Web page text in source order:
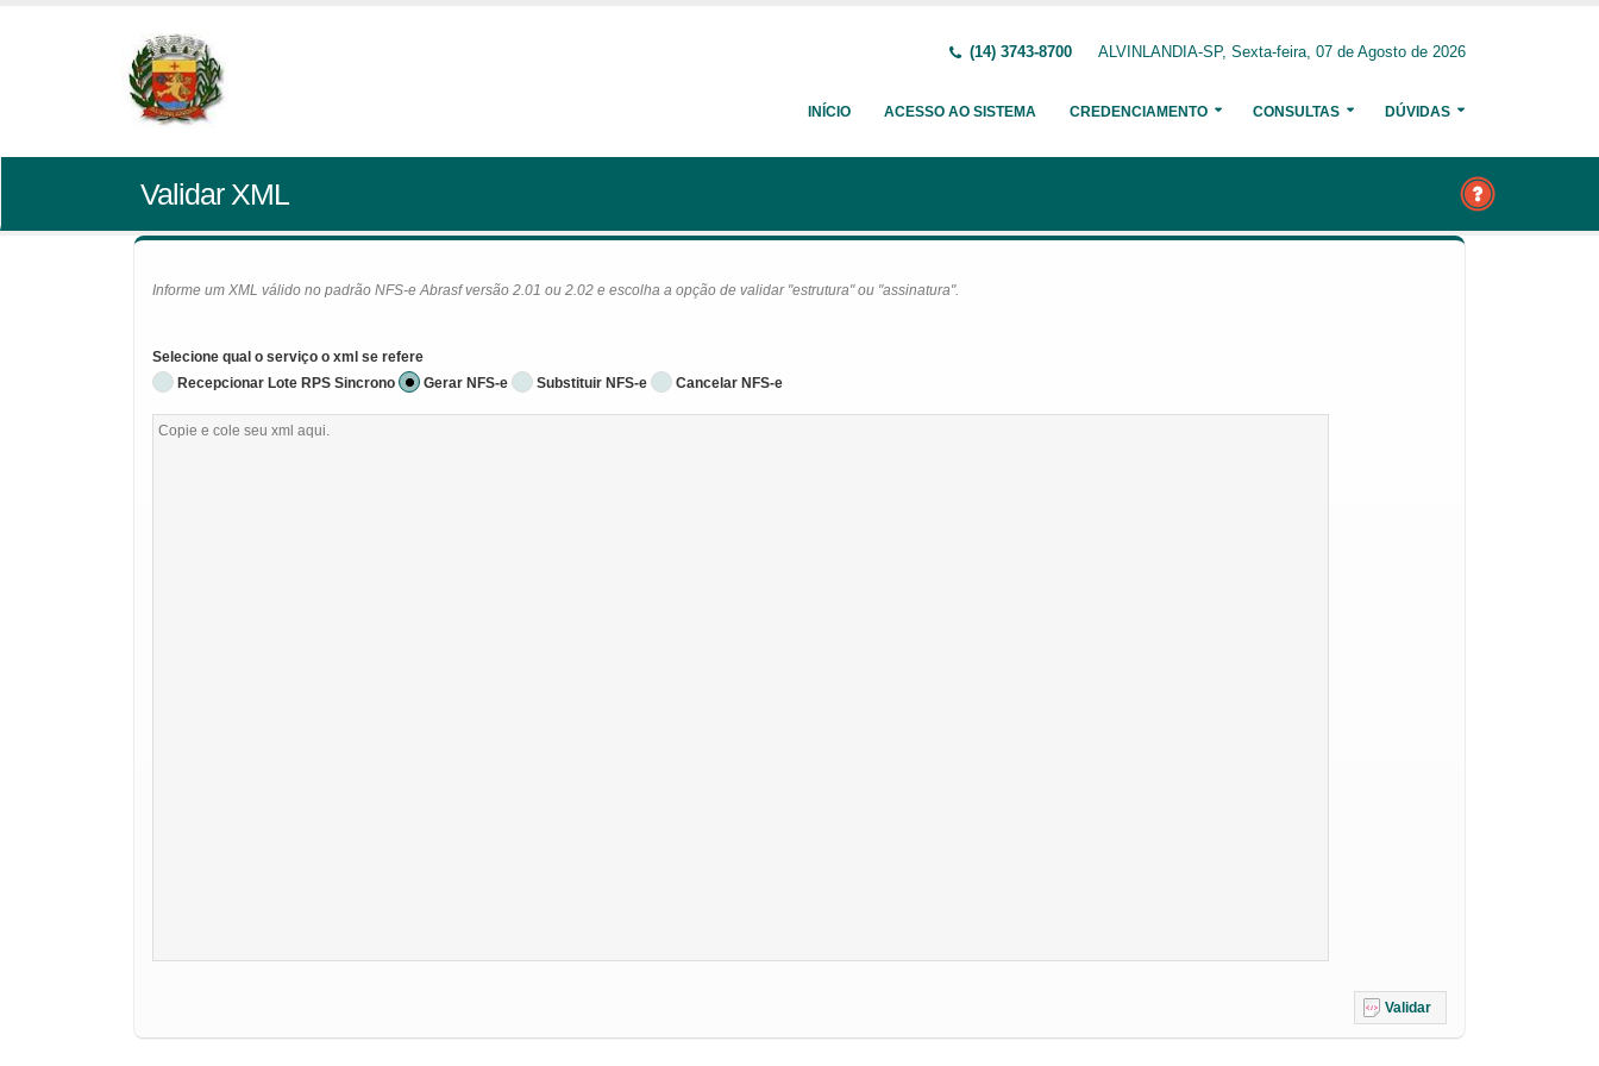
(14) 3743-8700 ALVINLANDIA-SP, Sexta-feira, 07 de Agosto de 2026
INÍCIO ACESSO AO SISTEMA CREDENCIAMENTO CONSULTAS DÚVIDAS
Validar XML
Informe um XML válido no padrão NFS-e Abrasf versão 2.01 ou 2.02 e escolha a opção de validar "estrutura" ou "assinatura".
Selecione qual o serviço o xml se refere
Recepcionar Lote RPS Sincrono
Gerar NFS-e Substituir NFS-e Cancelar NFS-e
Validar